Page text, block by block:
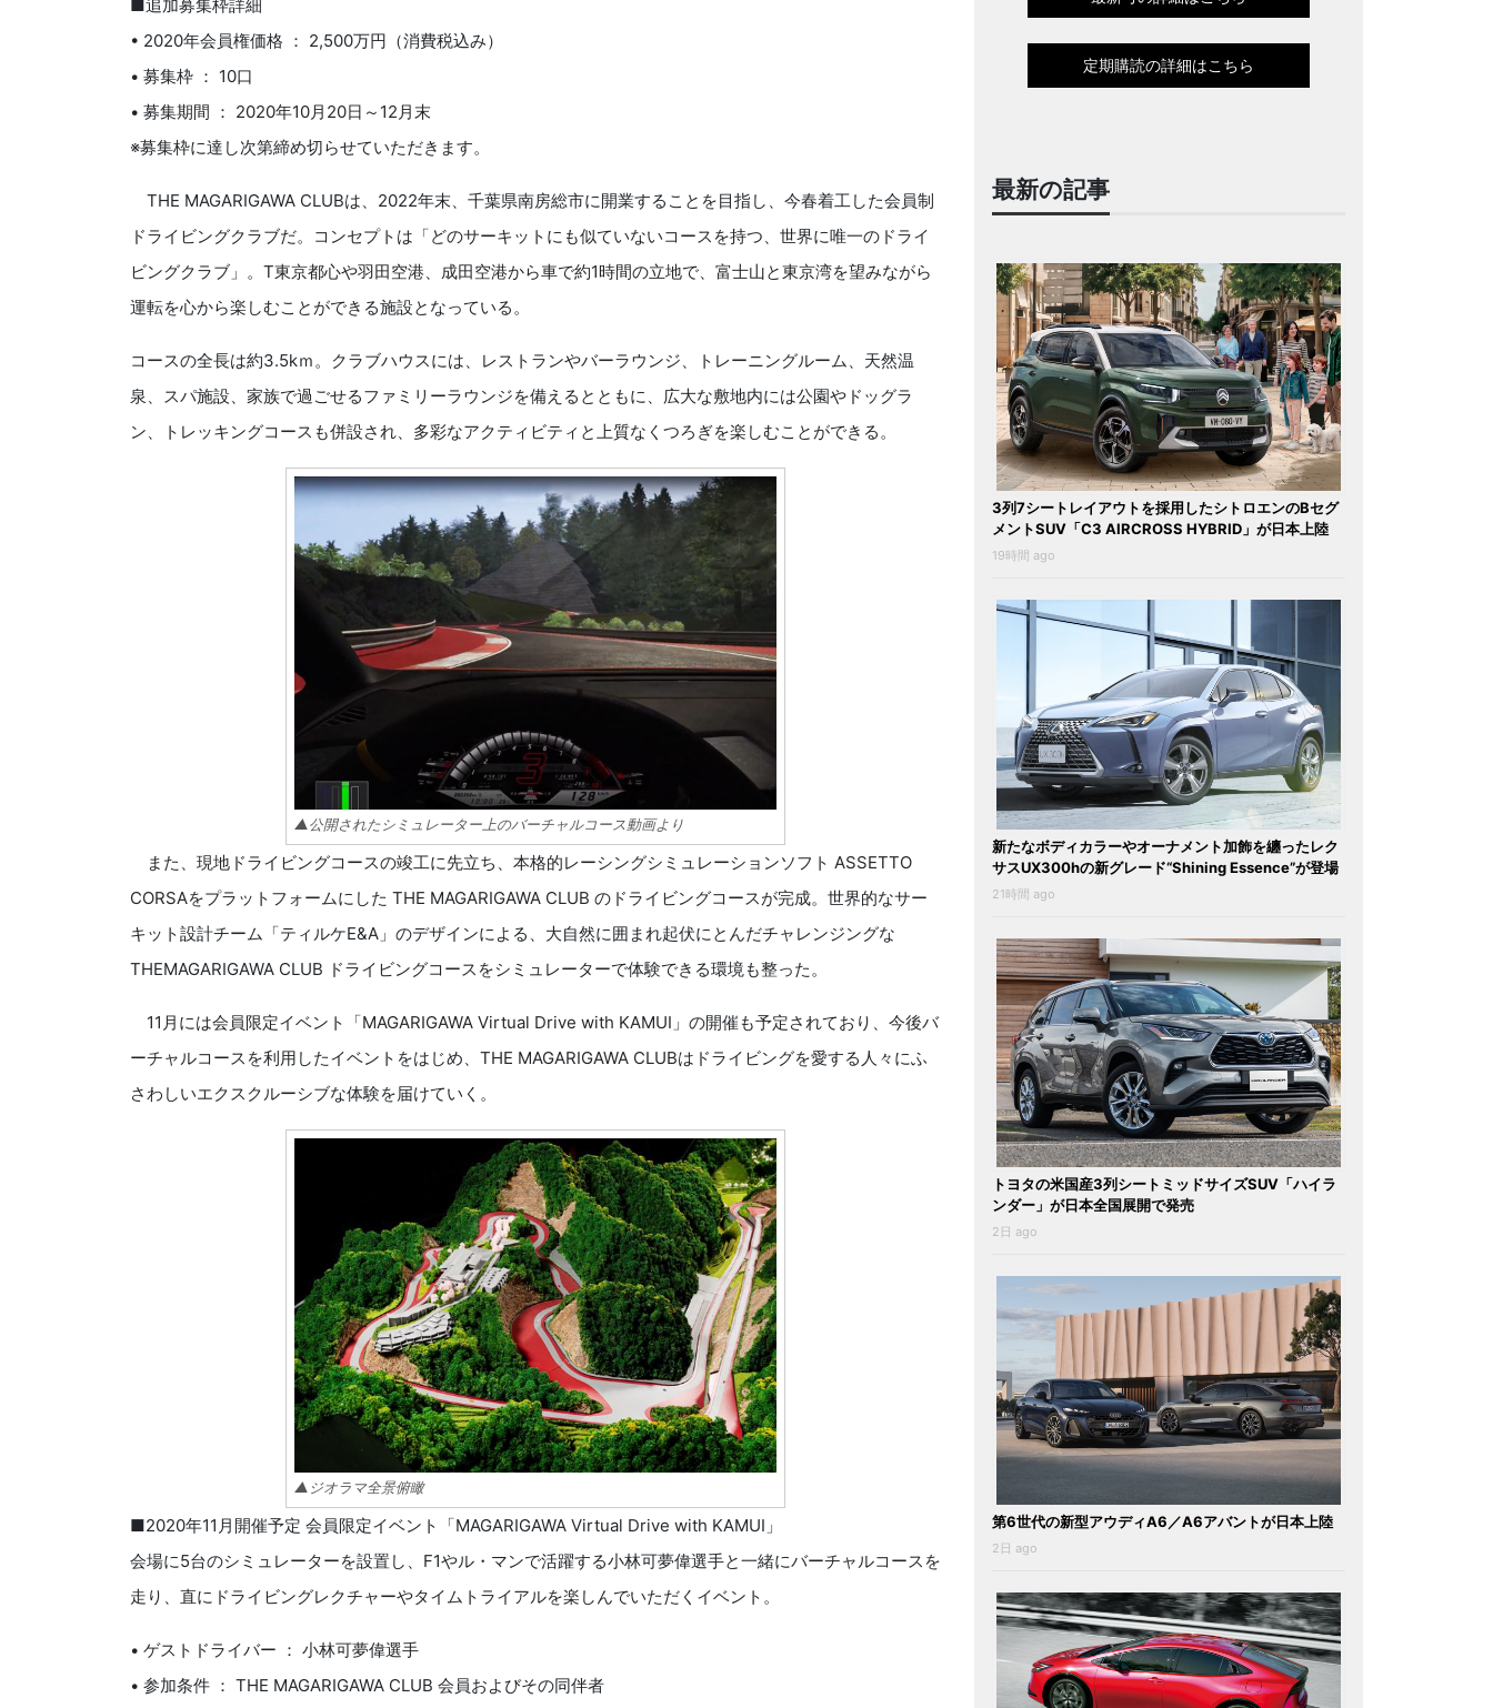
■追加募集枠詳細
• 2020年会員権価格 ： 2,500万円（消費税込み）
• 募集枠 ： 10口
• 募集期間 ： 2020年10月20日～12月末
※募集枠に達し次第締め切らせていただきます。
THE MAGARIGAWA CLUBは、2022年末、千葉県南房総市に開業することを目指し、今春着工した会員制
ドライビングクラブだ。コンセプトは「どのサーキットにも似ていないコースを持つ、世界に唯一のドライ
ビングクラブ」。T東京都心や羽田空港、成田空港から車で約1時間の立地で、富士山と東京湾を望みながら
運転を心から楽しむことができる施設となっている。
コースの全長は約3.5kｍ。クラブハウスには、レストランやバーラウンジ、トレーニングルーム、天然温
泉、スパ施設、家族で過ごせるファミリーラウンジを備えるとともに、広大な敷地内には公園やドッグラ
ン、トレッキングコースも併設され、多彩なアクティビティと上質なくつろぎを楽しむことができる。
▲公開されたシミュレーター上のバーチャルコース動画より
また、現地ドライビングコースの竣工に先立ち、本格的レーシングシミュレーションソフト ASSETTO
CORSAをプラットフォームにした THE MAGARIGAWA CLUB のドライビングコースが完成。世界的なサー
キット設計チーム「ティルケE&A」のデザインによる、大自然に囲まれ起伏にとんだチャレンジングな
THEMAGARIGAWA CLUB ドライビングコースをシミュレーターで体験できる環境も整った。
11月には会員限定イベント「MAGARIGAWA Virtual Drive with KAMUI」の開催も予定されており、今後バ
ーチャルコースを利用したイベントをはじめ、THE MAGARIGAWA CLUBはドライビングを愛する人々にふ
さわしいエクスクルーシブな体験を届けていく。
▲ジオラマ全景俯瞰
■2020年11月開催予定 会員限定イベント「MAGARIGAWA Virtual Drive with KAMUI」
会場に5台のシミュレーターを設置し、F1やル・マンで活躍する小林可夢偉選手と一緒にバーチャルコースを
走り、直にドライビングレクチャーやタイムトライアルを楽しんでいただくイベント。
• ゲストドライバー ： 小林可夢偉選手
• 参加条件 ： THE MAGARIGAWA CLUB 会員およびその同伴者
定期購読の詳細はこちら
最新の記事
3列7シートレイアウトを採用したシトロエンのBセグ
メントSUV「C3 AIRCROSS HYBRID」が日本上陸
19時間 ago
新たなボディカラーやオーナメント加飾を纏ったレク
サスUX300hの新グレード“Shining Essence”が登場
21時間 ago
トヨタの米国産3列シートミッドサイズSUV「ハイラ
ンダー」が日本全国展開で発売
2日 ago
第6世代の新型アウディA6／A6アバントが日本上陸
2日 ago